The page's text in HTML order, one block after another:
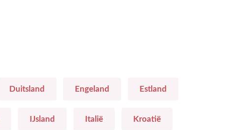
Duitsland Engeland Estland
IJsland Italië Kroatië